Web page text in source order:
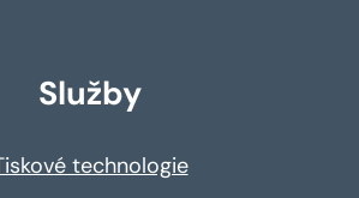
Služby
technologie